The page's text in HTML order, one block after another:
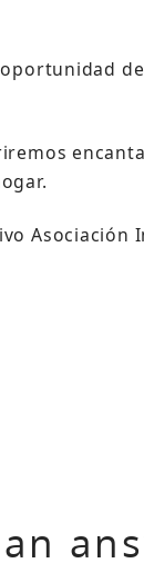
Asociación